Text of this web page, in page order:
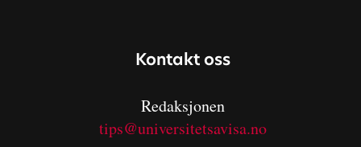
Kontakt oss
Redaksjonen
tips@universitetsavisa.no